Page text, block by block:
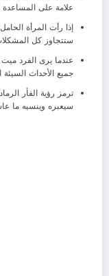
علامة على
إذا رأت المرأة
ستتجاوز كل
عندما يرى الفرد
جميع الأحداث
ترمز رؤية الفأر
سيعبره وينسيه ما